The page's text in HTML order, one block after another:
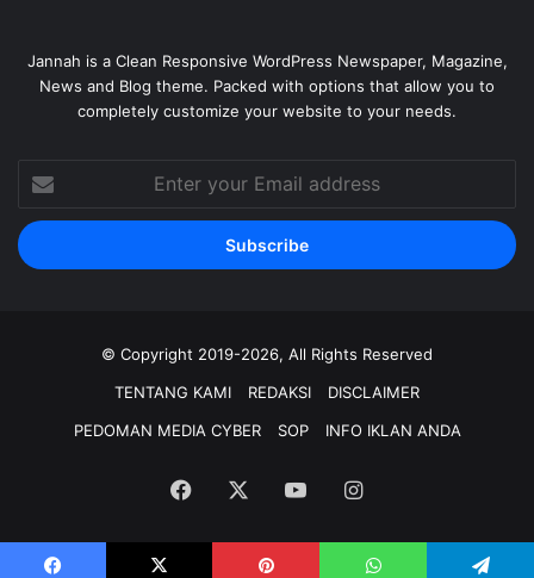
Jannah is a Clean Responsive WordPress Newspaper, Magazine,
News and Blog theme. Packed with options that allow you to
completely customize your website to your needs.
your
Email
address
© Copyright 2019-2026, All Rights Reserved
TENTANG KAMI
REDAKSI
DISCLAIMER
PEDOMAN MEDIA CYBER
SOP INFO IKLAN ANDA
Facebook YouTubeInstagram